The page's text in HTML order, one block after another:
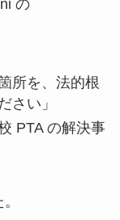
の
所を、法的根
さい」
PTA の解決事